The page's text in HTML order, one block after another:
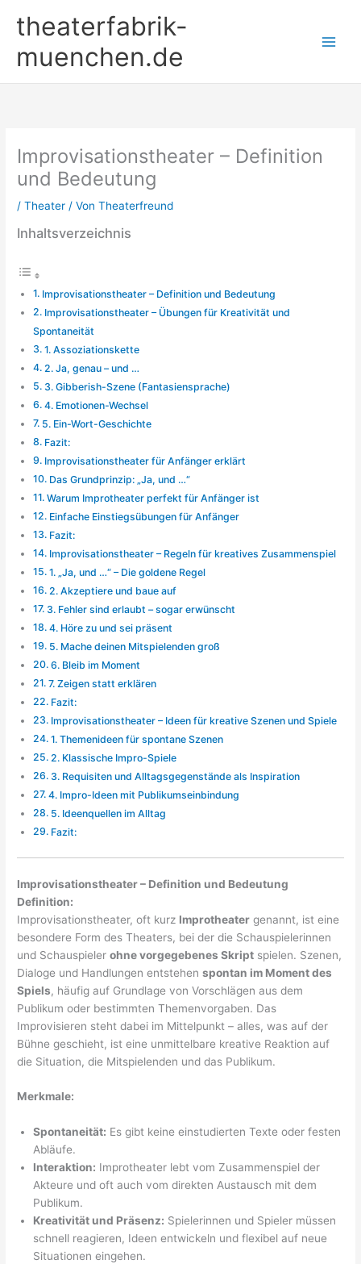
Inhalttheaterfabrik-
muenchen.de
Improvisationstheater – Definition
und Bedeutung
/Theater / VonTheaterfreund
Inhaltsverzeichnis
Improvisationstheater – Definition und Bedeutung
Improvisationstheater – Übungen für Kreativität und
Spontaneität
1. Assoziationskette
2. Ja, genau – und …
3. Gibberish-Szene (Fantasiensprache)
4. Emotionen-Wechsel
5. Ein-Wort-Geschichte
Fazit:
Improvisationstheater für Anfänger erklärt
Das Grundprinzip: „Ja, und …“
Warum Improtheater perfekt für Anfänger ist
Einfache Einstiegsübungen für Anfänger
Fazit:
Improvisationstheater – Regeln für kreatives Zusammenspiel
1. „Ja, und …“ – Die goldene Regel
2. Akzeptiere und baue auf
3. Fehler sind erlaubt – sogar erwünscht
4. Höre zu und sei präsent
5. Mache deinen Mitspielenden groß
6. Bleib im Moment
7. Zeigen statt erklären
Fazit:
Improvisationstheater – Ideen für kreative Szenen und Spiele
1. Themenideen für spontane Szenen
2. Klassische Impro-Spiele
3. Requisiten und Alltagsgegenstände als Inspiration
4. Impro-Ideen mit Publikumseinbindung
5. Ideenquellen im Alltag
Fazit:
Improvisationstheater – Definition und Bedeutung
Definition:
Improvisationstheater, oft kurz Improtheater genannt, ist eine
besondere Form des Theaters, bei der die Schauspielerinnen
und Schauspielerohne vorgegebenes Skript spielen. Szenen,
Dialoge und Handlungen entstehenspontan im Moment des
Spiels, häufig auf Grundlage von Vorschlägen aus dem
Publikum oder bestimmten Themenvorgaben. Das
Improvisieren steht dabei im Mittelpunkt – alles, was auf der
Bühne geschieht, ist eine unmittelbare kreative Reaktion auf
die Situation, die Mitspielenden und das Publikum.
Merkmale:
Spontaneität: Es gibt keine einstudierten Texte oder festen
Abläufe.
Interaktion: Improtheater lebt vom Zusammenspiel der
Akteure und oft auch vom direkten Austausch mit dem
Publikum.
Kreativität und Präsenz: Spielerinnen und Spieler müssen
schnell reagieren, Ideen entwickeln und flexibel auf neue
Situationen eingehen.